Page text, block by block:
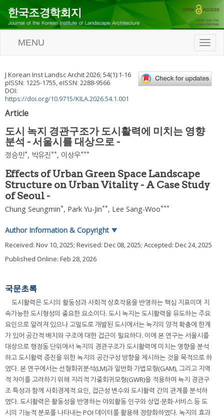
T
o
l
e
g
MENU
J Korean Inst Landsc Archit2026; 54(1):1-16
pISSN: 1225-1755, eISSN: 2288-9566
DOI:
https://doi.org/10.9715/KILA.2026.54.1.001
Article
도시 녹지 경관구조가 도시활력에 미치는 영향
분석 - 서울시를 대상으로 -
정승민*, 박유진**, 이상우***
Effects of Urban Green Space Landscape
Structure on Urban Vitality - A Case Study
of Seoul -
Chung Seungmin*, Park Yu-Jin**, Lee Sang-Woo***
Author Information & Copyright ▼
Received: Nov 10, 2025; Revised: Dec 08, 2025; Accepted: Dec 24, 2025
Published Online: Feb 28, 2026
국문초록
도시활력은 도시의 활동성과 사회적 상호작용을 반영하는 핵심 지표이며 지
속가능한 도시형성의 중요한 요소이다. 도시 녹지는 도시활력을 유도하는 주요
요인으로 알려져 있으나 고밀도로 개발된 도시에서는 녹지의 양적 확충에 한계
가 있어 공간적 배치와 구조에 대한 접근이 필요하다. 이에 본 연구는 서울시를
대상으로 행정동 단위에서 녹지의 경관구조가 도시활력에 미치는 영향을 분석
하고 도시활력 증진을 위한 녹지의 공간구성 방향을 제시하는 것을 목적으로 하
였다. 본 연구에서는 선형회귀분석(LM)과 일반화 가법모형(GAM), 그리고 지역
적 차이를 고려하기 위해 지리적 가중회귀모형(GWR)을 적용하여 녹지 경관구
조 특성과 함께 사회경제적 요인, 접근성 변수와 도시활력 간의 관계를 분석하
였다. 도시활력은 활동성을 반영하는 야외활동 인구와 상업·문화·서비스 등 도
시의 기능적 분포를 나타내는 POI 데이터를 활용해 정량화하였다. 녹지의 효과